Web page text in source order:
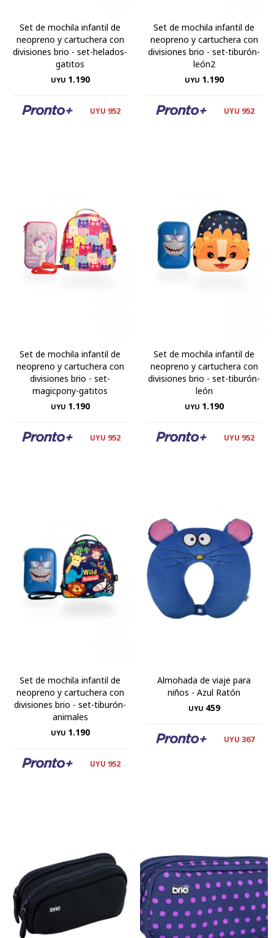
Set de mochila infantil de
neopreno y cartuchera con
divisiones brio - set-helados-
gatitos
UYU 1.190
UYU 952
Set de mochila infantil de
neopreno y cartuchera con
divisiones brio - set-tiburón-
león2
UYU 1.190
UYU 952
Set de mochila infantil de
neopreno y cartuchera con
divisiones brio - set-
magicpony-gatitos
UYU 1.190
UYU 952
Set de mochila infantil de
neopreno y cartuchera con
divisiones brio - set-tiburón-
león
UYU 1.190
UYU 952
Set de mochila infantil de
neopreno y cartuchera con
divisiones brio - set-tiburón-
animales
UYU 1.190
UYU 952
Almohada de viaje para
niños - Azul Ratón
UYU 459
UYU 367